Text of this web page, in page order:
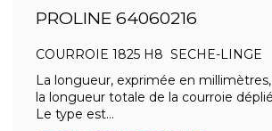
PROLINE 64060216
COURROIE 1825 H8 SECHE-LINGE
La longueur, exprimée en
la longueur totale de la courroie
Le type est...